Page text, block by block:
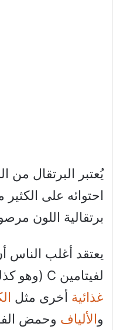
يُعتبر البرتقال
احتوائه على
برتقالية اللون
يعتقد أغلب الناس
لفيتامين C (وهو كذلك)، لكنه يقدم أيضا
غذائية أخرى مثل
والألياف وحمض